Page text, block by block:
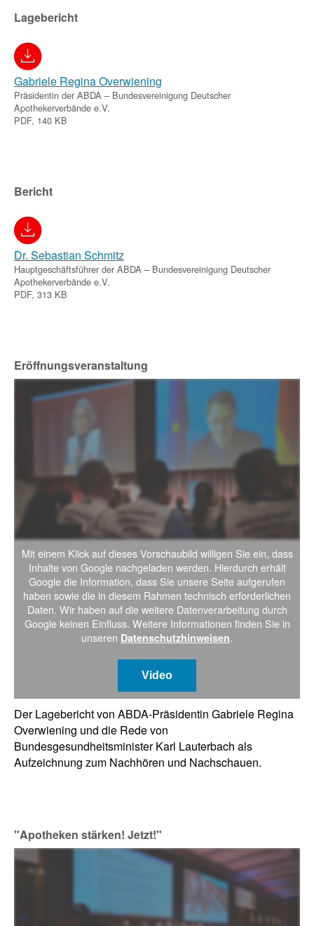
Lagebericht
Gabriele Regina Overwiening
Präsidentin der ABDA – Bundesvereinigung Deutscher
Apothekerverbände e.V.
PDF, 140 KB
Bericht
Dr. Sebastian Schmitz
Hauptgeschäftsführer der ABDA – Bundesvereinigung Deutscher
Apothekerverbände e.V.
PDF, 313 KB
Eröffnungsveranstaltung
Mit einem Klick auf dieses Vorschaubild willigen Sie ein, dass
Inhalte von Google nachgeladen werden. Hierdurch erhält
Google die Information, dass Sie unsere Seite aufgerufen
haben sowie die in diesem Rahmen technisch erforderlichen
Daten. Wir haben auf die weitere Datenverarbeitung durch
Google keinen Einfluss. Weitere Informationen finden Sie in
unseren Datenschutzhinweisen.
Video
Der Lagebericht von ABDA-Präsidentin Gabriele Regina
Overwiening und die Rede von
Bundesgesundheitsminister Karl Lauterbach als
Aufzeichnung zum Nachhören und Nachschauen.
"Apotheken stärken! Jetzt!"